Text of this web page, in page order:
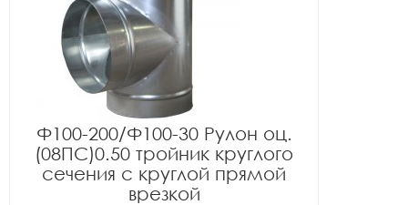
Ф100-200/Ф100-30 Рулон оц.
(08ПС)0.50 тройник круглого
сечения с круглой прямой
врезкой